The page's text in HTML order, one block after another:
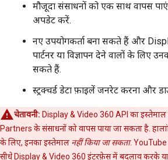
मौजूदा संसाधनों को एक साथ वापस
अपडेट करें.
नए उपयोगकर्ता बना सकते हैं और
पार्टनर या विज्ञापन देने वालों के लिए
सकते हैं.
स्ट्रक्चर्ड डेटा फ़ाइलें जनरेट करना और
चेतावनी: Display & Video 360 API का
Partners के संसाधनों को वापस पाया जा सकता है.
के लिए, इनका इस्तेमाल नहीं किया जा सकता. YouTube
सीधे Display & Video 360 इंटरफ़ेस में बदलाव करके या